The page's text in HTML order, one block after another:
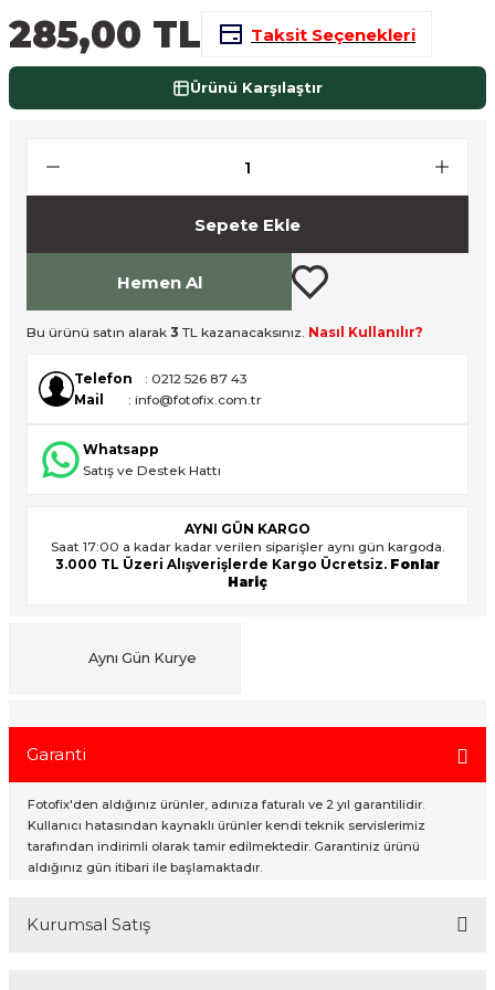
Cihazları
Işık Setleri
Setleri
285,00 TL Taksit Seçenekleri
Ürünü Karşılaştır
Sepete Ekle
Hemen Al
Bu ürünü satın alarak 3 TL kazanacaksınız. Nasıl Kullanılır?
Telefon
: 0212 526 87 43
Mail
: info@fotofix.com.tr
Whatsapp
Satış ve Destek Hattı
AYNI GÜN KARGO
Saat 17:00 a kadar kadar verilen siparişler aynı gün kargoda.
3.000 TL Üzeri Alışverişlerde Kargo Ücretsiz. Fonlar
Hariç
Aynı Gün Kurye
Garanti
Fotofix'den aldığınız ürünler, adınıza faturalı ve 2 yıl garantilidir.
Kullanıcı hatasından kaynaklı ürünler kendi teknik servislerimiz
tarafından indirimli olarak tamir edilmektedir. Garantiniz ürünü
aldığınız gün itibari ile başlamaktadır.
Kurumsal Satış